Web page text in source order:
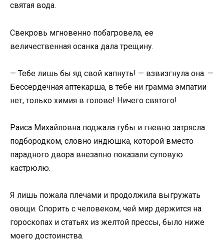
святая вода.
Свекровь мгновенно побагровела, ее
величественная осанка дала трещину.
— Тебе лишь бы яд свой капнуть! — взвизгнула она. —
Бессердечная аптекарша, в тебе ни грамма эмпатии
нет, только химия в голове! Ничего святого!
Раиса Михайловна поджала губы и гневно затрясла
подбородком, словно индюшка, которой вместо
парадного двора внезапно показали суповую
кастрюлю.
Я лишь пожала плечами и продолжила выгружать
овощи. Спорить с человеком, чей мир держится на
гороскопах и статьях из желтой прессы, было ниже
моего достоинства.